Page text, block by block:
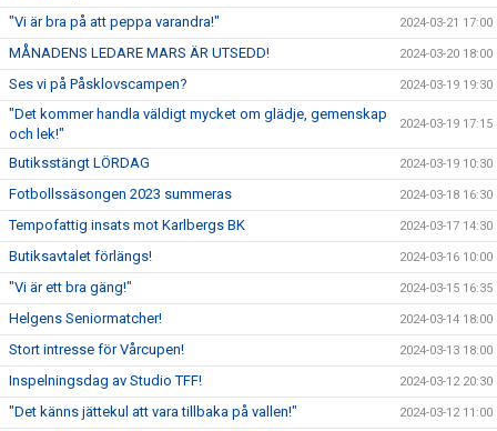
"Vi är bra på att peppa varandra!" 2024-03-21 17:00
MÅNADENS LEDARE MARS ÄR UTSEDD! 2024-03-20 18:00
Ses vi på Påsklovscampen? 2024-03-19 19:30
"Det kommer handla väldigt mycket om glädje, gemenskap
och lek!"
2024-03-19 17:15
Butiksstängt LÖRDAG 2024-03-19 10:30
Fotbollssäsongen 2023 summeras 2024-03-18 16:30
Tempofattig insats mot Karlbergs BK 2024-03-17 14:30
Butiksavtalet förlängs! 2024-03-16 10:00
"Vi är ett bra gäng!" 2024-03-15 16:35
Helgens Seniormatcher! 2024-03-14 18:00
Stort intresse för Vårcupen! 2024-03-13 18:00
Inspelningsdag av Studio TFF! 2024-03-12 20:30
"Det känns jättekul att vara tillbaka på vallen!" 2024-03-12 11:00